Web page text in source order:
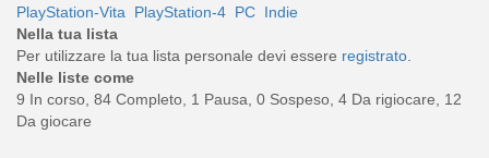
PlayStation-Vita
PlayStation-4 PC Indie
Nella tua lista
Per utilizzare la tua lista personale devi essere registrato
Nelle liste come
9 In corso, 84 Completo, 1 Pausa, 0 Sospeso, 4 Da rigiocare, 12
Da giocare